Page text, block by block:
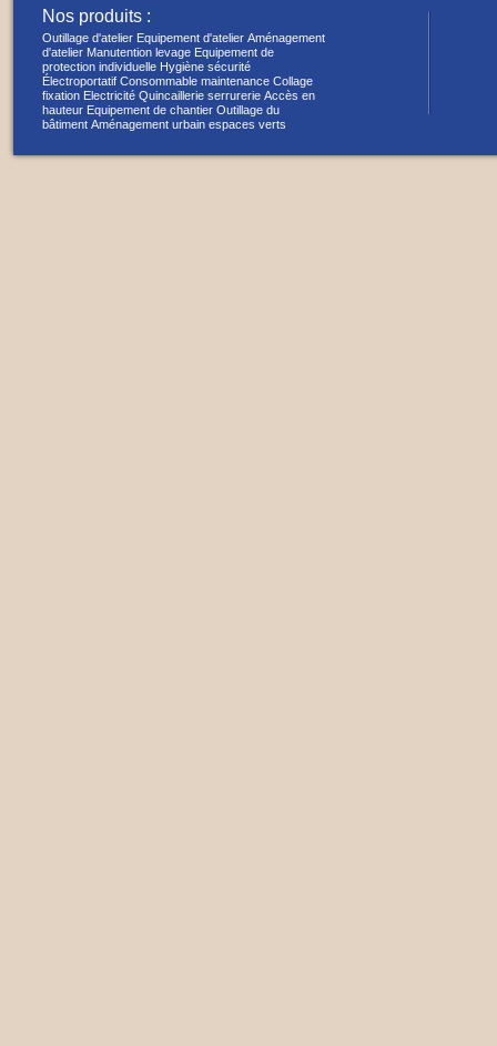
Nos produits :
Outillage d'atelier Equipement d'atelier Aménagement
d'atelier Manutention levage Equipement de
protection individuelle Hygiène sécurité
Électroportatif Consommable maintenance Collage
fixation Electricité Quincaillerie serrurerie Accès en
hauteur Equipement de chantier Outillage du
bâtiment Aménagement urbain espaces verts